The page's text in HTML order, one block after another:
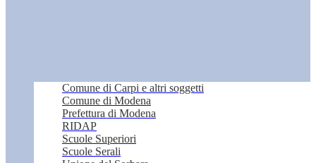
Comune di Carpi e altri soggetti
Comune di Modena
Prefettura di Modena
RIDAP
Scuole Superiori
Scuole Serali